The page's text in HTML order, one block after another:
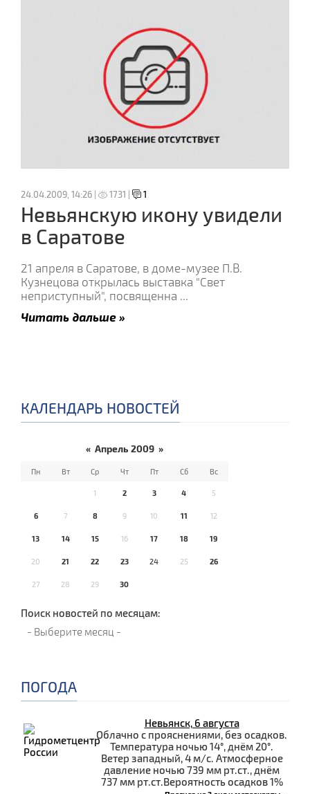
24.04.2009, 14:26 | 1731 | 1
Невьянскую икону увидели
в Саратове
21 апреля в Саратове, в доме-музее П.В.
Кузнецова открылась выставка "Свет
неприступный", посвященна ...
Читать дальше »
КАЛЕНДАРЬ НОВОСТЕЙ
« Апрель 2009 »
Пн Вт Ср Чт Пт Сб Вс
1 2 3 4 5
6 7 8 9 10 11 12
13 14 15 16 17 18 19
20 21 22 23 24 25 26
27 28 29 30
Поиск новостей по месяцам:
ПОГОДА
Невьянск, 6 августа
Облачно с прояснениями, без осадков.
Температура ночью 14°, днём 20°.
Ветер западный, 4 м/с. Атмосферное
давление ночью 739 мм рт.ст., днём
737 мм рт.ст.Вероятность осадков 1%